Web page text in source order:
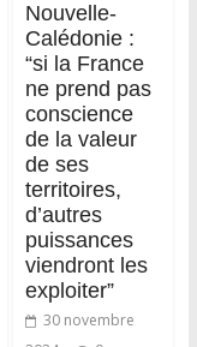
Nouvelle-
Calédonie :
“si la France
ne prend pas
conscience
de la valeur
de ses
territoires,
d’autres
puissances
viendront les
exploiter”
30 novembre